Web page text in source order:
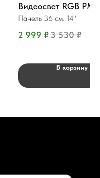
Видеосвет RGB PM
Панель 36 см. 14"
2 999 ₽3 530 ₽
В корзину